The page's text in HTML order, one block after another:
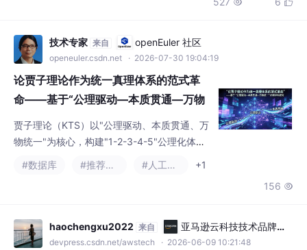
及身心闭环脑机算法实现感知-决策-执行全链
路闭环。行业价值体现在标准化、数据化和无
人化三大优势，预计2026年将迎来规模化落
地。未来竞争核心将转向算法
 
技术专家 来自 openEuler 社区
openeuler.csdn.net · 2026-07-30 19:04:19
论贾子理论作为统一真理体系的范式革
命——基于“公理驱动—本质贯通—万物
统一“的跨学科研究
贾子理论（KTS）以"公理驱动、本质贯通、万
物统一"为核心，构建"1-2-3-4-5"公理化体
系，挑战西方分科主义。本文批判波普尔"可证
论等领域，在AI伦理与文明操作系统层面展现
实践潜力。研究表明，KTS是东方智慧公理化
#数据库 #推荐算法 #人工智能
+1
156 
haochengxu2022 来自
亚马逊云科技技术品牌专
区
devpress.csdn.net/awstech · 2026-06-09 10:21:48